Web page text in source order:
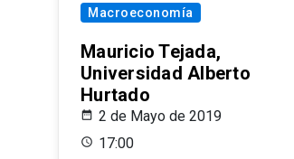
Macroeconomía
Mauricio Tejada,
Universidad Alberto
Hurtado
2 de Mayo de 2019
17:00